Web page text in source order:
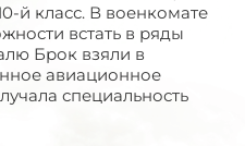
й класс. В военкомате
встать в ряды
Брок взяли в
авиационное
специальность